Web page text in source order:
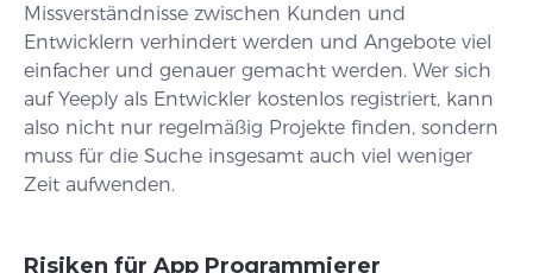
Missverständnisse zwischen Kunden und
Entwicklern verhindert werden und Angebote viel
einfacher und genauer gemacht werden. Wer sich
auf Yeeply als Entwickler kostenlos registriert, kann
also nicht nur regelmäßig Projekte finden, sondern
muss für die Suche insgesamt auch viel weniger
Zeit aufwenden.
Risiken für App Programmierer